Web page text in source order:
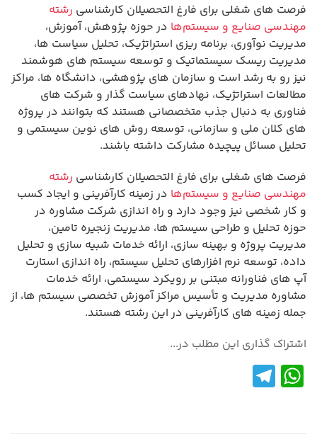
فرصت های شغلی برای فارغ التحصیلان کارشناسی رشته
مهندسی صنایع و سیستم‌ها در حوزه پژوهش، آموزش،
مدیریت نوآوری، برنامه ریزی استراتژیک، تحلیل سیاست ها،
مدیریت ریسک سیستماتیک و توسعه سیستم های هوشمند
نیز رو به رشد است و سازمان های پژوهشی، دانشگاه ها، مراکز
مطالعات استراتژیک، نهادهای سیاست گذار و شرکت های
فناوری به دنبال جذب متخصصانی هستند که بتوانند در پروژه
های کلان ملی و سازمانی، توسعه روش های نوین سیستمی و
تحلیل مسائل پیچیده مشارکت داشته باشند.
فرصت های شغلی برای فارغ التحصیلان کارشناسی رشته
مهندسی صنایع و سیستم‌ها در زمینه کارآفرینی و ایجاد کسب
و کار شخصی نیز وجود دارد و راه اندازی شرکت مشاوره در
حوزه تحلیل و طراحی سیستم ها، مدیریت زنجیره تامین،
مدیریت پروژه و بهینه سازی، ارائه خدمات شبیه سازی و تحلیل
داده، توسعه نرم افزارهای تحلیل سیستم، راه اندازی استارت
آپ های فناورانه مبتنی بر رویکرد سیستمی، ارائه خدمات
مشاوره مدیریت و تأسیس مراکز آموزش تخصصی سیستم ها، از
جمله زمینه های کارآفرینی در این رشته هستند.
اشتراک گذاری این مطلب در...
W
h